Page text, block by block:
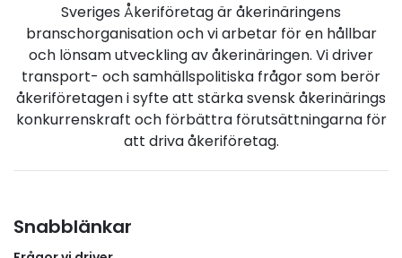
Sveriges Åkeriföretag är åkerinäringens
branschorganisation och vi arbetar för en hållbar
och lönsam utveckling av åkerinäringen. Vi driver
transport- och samhällspolitiska frågor som berör
åkeriföretagen i syfte att stärka svensk åkerinärings
konkurrenskraft och förbättra förutsättningarna för
att driva åkeriföretag.
Snabblänkar